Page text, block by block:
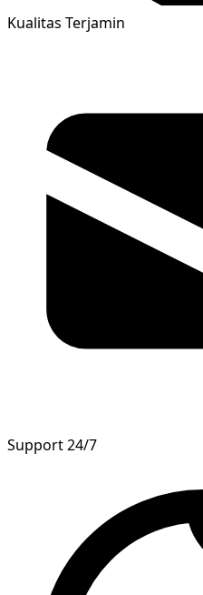
Kualitas Terjamin
Support 24/7